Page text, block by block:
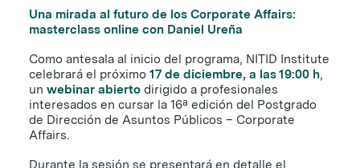
Una mirada al futuro de los Corporate Affairs:
masterclass online con Daniel Ureña
Como antesala al inicio del programa, NITID Institute
celebrará el próximo 17 de diciembre, a las 19:00 h,
un webinar abierto dirigido a profesionales
interesados en cursar la 16ª edición del Postgrado
de Dirección de Asuntos Públicos – Corporate
Affairs.
Durante la sesión se presentará en detalle el